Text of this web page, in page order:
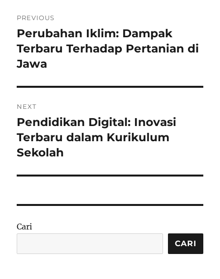
pos
PREVIOUS
Previous
post:
Perubahan Iklim: Dampak
Terbaru Terhadap Pertanian di
Jawa
NEXT
Next
post:
Pendidikan Digital: Inovasi
Terbaru dalam Kurikulum
Sekolah
Cari
CARI